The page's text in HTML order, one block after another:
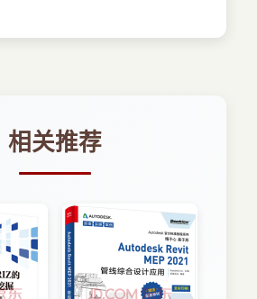
35
我国的发展方向 38
域的快速发展 38
术的结合 38
基础架构向Scale-out发展 39
39
相关推荐